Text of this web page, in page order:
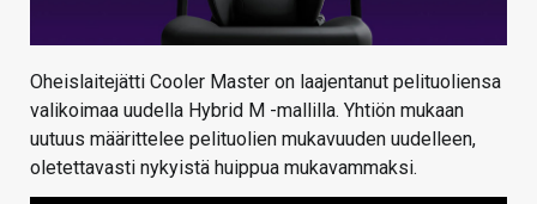
Oheislaitejätti Cooler Master on laajentanut pelituoliensa
valikoimaa uudella Hybrid M -mallilla. Yhtiön mukaan
uutuus määrittelee pelituolien mukavuuden uudelleen,
oletettavasti nykyistä huippua mukavammaksi.